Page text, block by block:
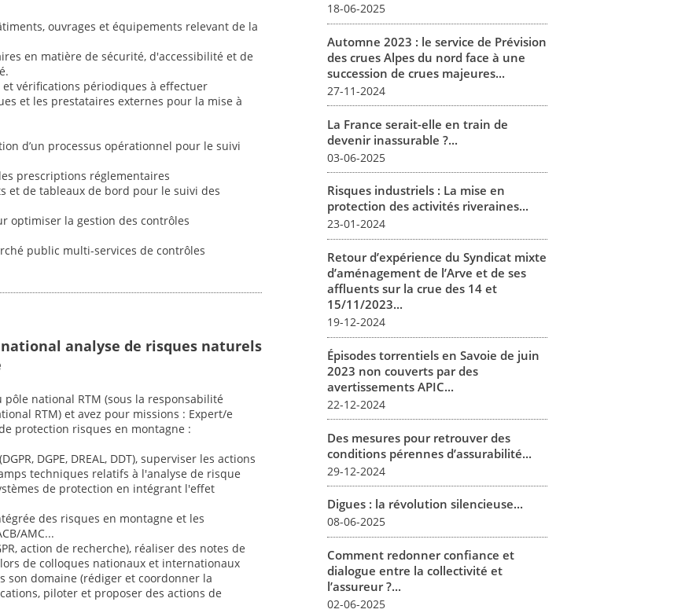
ouvrages et équipements relevant de la
en matière de sécurité, d'accessibilité et de
vérifications périodiques à effectuer
et les prestataires externes pour la mise à
d’un processus opérationnel pour le suivi
prescriptions réglementaires
et de tableaux de bord pour le suivi des
optimiser la gestion des contrôles
public multi-services de contrôles
analyse de risques naturels
pôle national RTM (sous la responsabilité
RTM) et avez pour missions : Expert/e
protection risques en montagne :
DGPE, DREAL, DDT), superviser les actions
techniques relatifs à l'analyse de risque
de protection en intégrant l'effet
des risques en montagne et les
AMC...
action de recherche), réaliser des notes de
de colloques nationaux et internationaux
son domaine (rédiger et coordonner la
piloter et proposer des actions de
18-06-2025
Automne 2023 : le service de Prévision
des crues Alpes du nord face à une
succession de crues majeures...
27-11-2024
La France serait-elle en train de
devenir inassurable ?...
03-06-2025
Risques industriels : La mise en
protection des activités riveraines...
23-01-2024
Retour d’expérience du Syndicat mixte
d’aménagement de l’Arve et de ses
affluents sur la crue des 14 et
15/11/2023...
19-12-2024
Épisodes torrentiels en Savoie de juin
2023 non couverts par des
avertissements APIC...
22-12-2024
Des mesures pour retrouver des
conditions pérennes d’assurabilité...
29-12-2024
Digues : la révolution silencieuse...
08-06-2025
Comment redonner confiance et
dialogue entre la collectivité et
l’assureur ?...
02-06-2025